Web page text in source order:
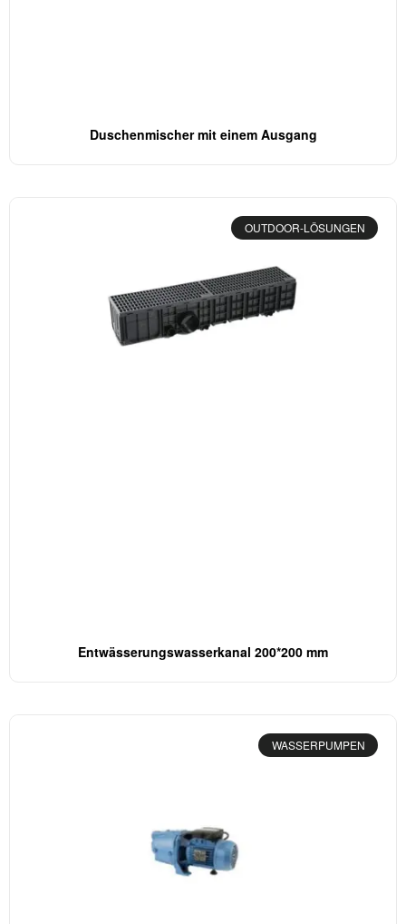
Duschenmischer mit einem Ausgang
OUTDOOR-LÖSUNGEN
Entwässerungswasserkanal 200*200 mm
WASSERPUMPEN